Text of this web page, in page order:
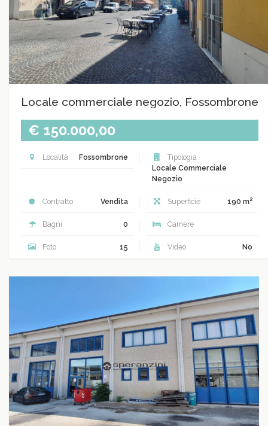
Locale commerciale negozio, Fossombrone
€ 150.000,00
Località Fossombrone
Tipologia
Locale Commerciale
Negozio
Contratto Vendita Superficie 190 m2
Bagni 0 Camere
Foto 15 Video No